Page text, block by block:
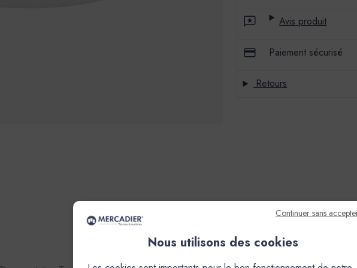
Avis produit
Paiement sécurisé
Retours
Continuer sans
Nous utilisons des cookies